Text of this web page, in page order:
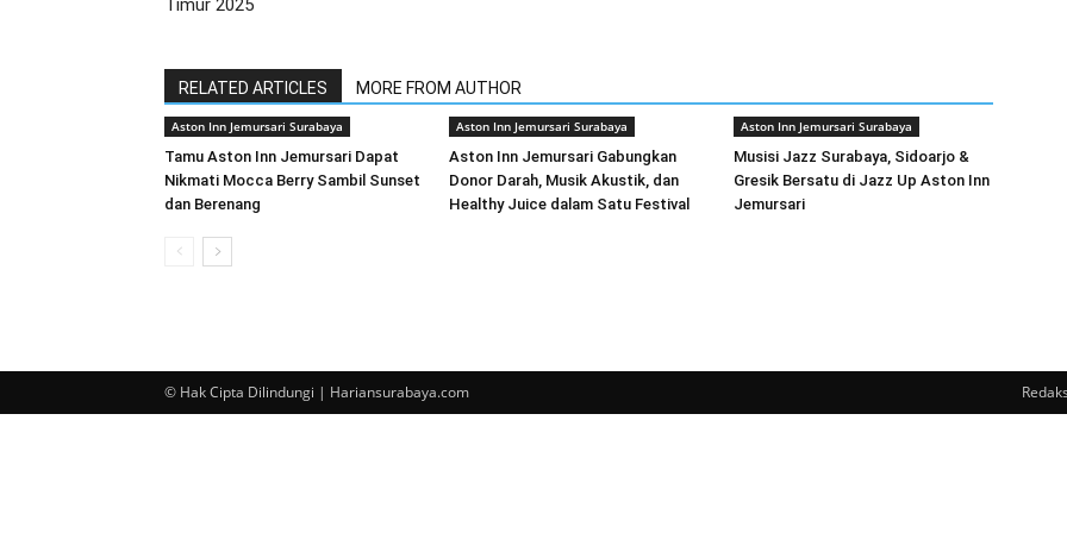
Timur 2025
RELATED ARTICLES MORE FROM AUTHOR
Aston Inn Jemursari Surabaya
Tamu Aston Inn Jemursari Dapat
Nikmati Mocca Berry Sambil Sunset
dan Berenang
Aston Inn Jemursari Surabaya
Aston Inn Jemursari Gabungkan
Donor Darah, Musik Akustik, dan
Healthy Juice dalam Satu Festival
Aston Inn Jemursari Surabaya
Musisi Jazz Surabaya, Sidoarjo &
Gresik Bersatu di Jazz Up Aston Inn
Jemursari
© Hak Cipta Dilindungi | Hariansurabaya.com